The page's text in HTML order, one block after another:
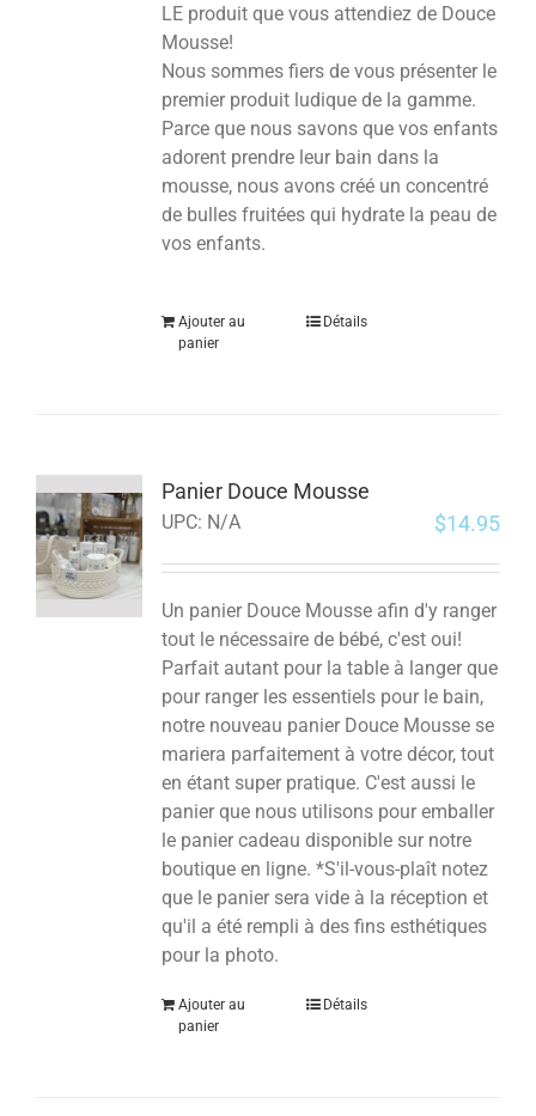
LE produit que vous attendiez de Douce
Mousse!
Nous sommes fiers de vous présenter le
premier produit ludique de la gamme.
Parce que nous savons que vos enfants
adorent prendre leur bain dans la
mousse, nous avons créé un concentré
de bulles fruitées qui hydrate la peau de
vos enfants.
Ajouter au
panier
Détails
Panier Douce Mousse
UPC: N/A $14.95
Un panier Douce Mousse afin d'y ranger
tout le nécessaire de bébé, c'est oui!
Parfait autant pour la table à langer que
pour ranger les essentiels pour le bain,
notre nouveau panier Douce Mousse se
mariera parfaitement à votre décor, tout
en étant super pratique. C'est aussi le
panier que nous utilisons pour emballer
le panier cadeau disponible sur notre
boutique en ligne. *S'il-vous-plaît notez
que le panier sera vide à la réception et
qu'il a été rempli à des fins esthétiques
pour la photo.
Ajouter au
panier
Détails